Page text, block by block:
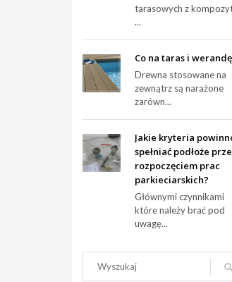
tarasowych z
...
Co na taras i
Drewna stosowane na
zewnątrz są narażone
zarówn...
Jakie kryteria
spełniać podłoże
rozpoczęciem prac
parkieciarskich?
Głównymi czynnikami
które należy brać pod
uwagę...